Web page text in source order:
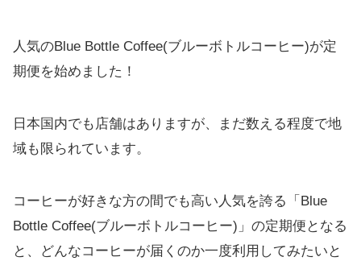
人気のBlue Bottle Coffee(ブルーボトルコーヒー)が定
期便を始めました！
日本国内でも店舗はありますが、まだ数える程度で地
域も限られています。
コーヒーが好きな方の間でも高い人気を誇る「Blue
Bottle Coffee(ブルーボトルコーヒー)」の定期便となる
と、どんなコーヒーが届くのか一度利用してみたいと